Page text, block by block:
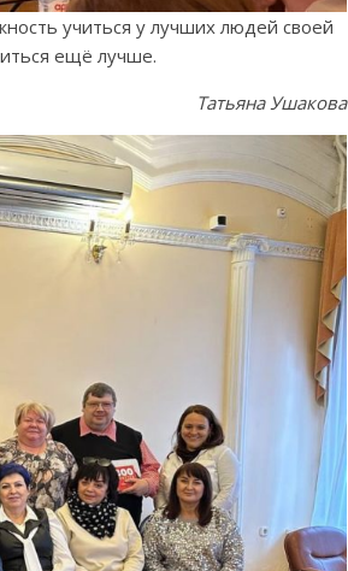
учиться у лучших людей своей
ещё лучше.
Татьяна Ушакова